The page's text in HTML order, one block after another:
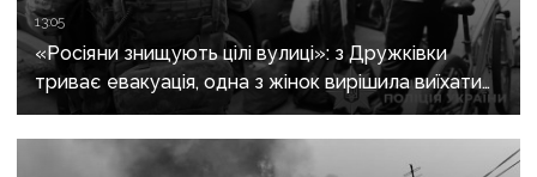
13:05
«Росіяни знищують цілі вулиці»: з Дружківки
триває евакуація, одна з жінок вирішила виїхати
після загибелі чоловіка